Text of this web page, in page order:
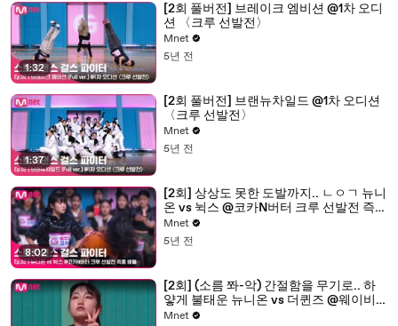
1:32
[2회 풀버전] 브레이크 엠비션 @1차 오디
션 〈크루 선발전〉
Mnet
5년 전
1:37
[2회 풀버전] 브랜뉴차일드 @1차 오디션
〈크루 선발전〉
Mnet
5년 전
8:02
[2회] 상상도 못한 도발까지.. ㄴㅇㄱ 뉴니
온 vs 뉙스 @코카N버터 크루 선발전 즉흥
배틀
Mnet
5년 전
[2회] (소름 쫘-악) 간절함을 무기로.. 하
얗게 불태운 뉴니온 vs 더퀸즈 @웨이비
크루 선발전 즉흥 배틀 2라운드
Mnet